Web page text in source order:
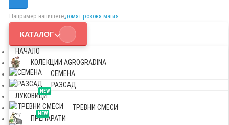
Например напишете,домат розова магия
КАТАЛОГ
НАЧАЛО
КОЛЕКЦИИ AGROGRADINA
СЕМЕНА
РАЗСАД
NEW
ЛУКОВИЦИ
ТРЕВНИ СМЕСИ
NEW
ПРЕПАРАТИ